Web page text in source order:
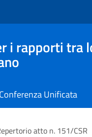
i rapporti tra
Conferenza Unificata
atto n. 151/CSR